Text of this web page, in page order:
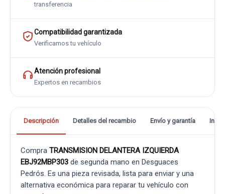
transferencia
Compatibilidad garantizada
Verificamos tu vehículo
Atención profesional
Expertos en recambios
Descripción Detalles del recambio Envío y garantía
Compra TRANSMISION DELANTERA IZQUIERDA
EBJ92MBP303 de segunda mano en Desguaces
Pedrós. Es una pieza revisada, lista para enviar y una
alternativa económica para reparar tu vehículo con